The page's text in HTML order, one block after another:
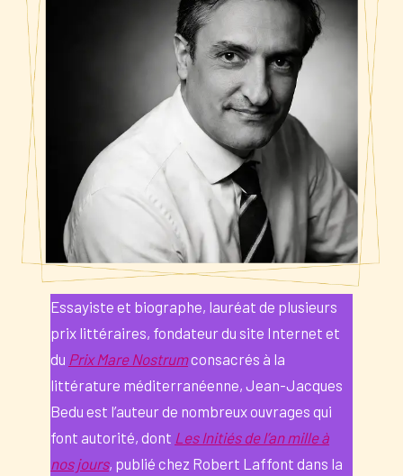
Essayiste et biographe, lauréat de plusieurs
prix littéraires, fondateur du site Internet et
du Prix Mare Nostrumconsacrés à la
littérature méditerranéenne, Jean-Jacques
Bedu est l’auteur de nombreux ouvrages qui
font autorité, dont Les Initiés de l’an mille à
nos jours, publié chez Robert Laffont dans la